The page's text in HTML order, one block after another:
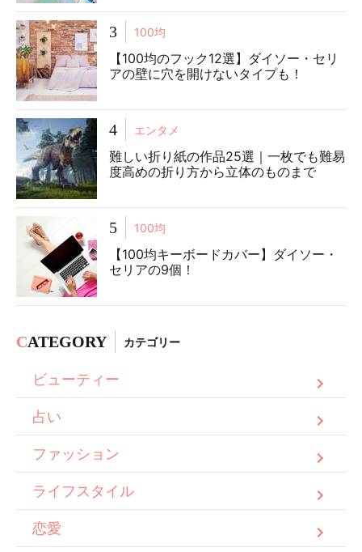
3 100均
【100均のフック12選】ダイソー・セリ
アの壁に穴を開けないタイプも！
4 エンタメ
難しい折り紙の作品25選｜一枚でも難易
度高めの折り方から立体のものまで
5 100均
【100均キーボードカバー】ダイソー・
セリアの9個！
CATEGORY カテゴリー
ビューティー
占い
ファッション
ライフスタイル
恋愛